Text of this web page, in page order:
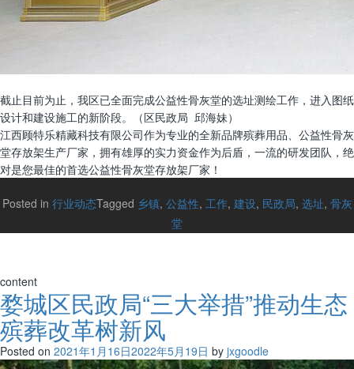
截止目前为止，我区已全面完成公益性骨灰堂的选址测绘工作，进入图纸
设计和建设施工的新阶段。（区民政局 邱海妹）
江西顾特乐精藏科技有限公司作为专业的全新品牌殡葬用品、公益性骨灰
堂存放架生产厂家，拥有雄厚的实力资金作为后盾，一流的研发团队，绝
对是您最佳的首选公益性骨灰堂存放架厂家！
Posted in 行业动态Tagged 乡镇, 公益性, 工作, 建设, 民政局, 选址, 骨灰
堂
content
婺城区民政局“三大举措”推动生态
殡葬改革树新风
Posted on 2021年1月16日2022年5月19日 by jxgoodle